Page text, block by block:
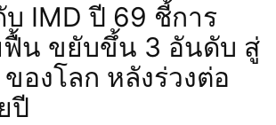
IMD ปี 69 ชี้การ
ฟื้น ขยับขึ้น 3 อันดับ สู่
องโลก หลังร่วงต่อ
ปี